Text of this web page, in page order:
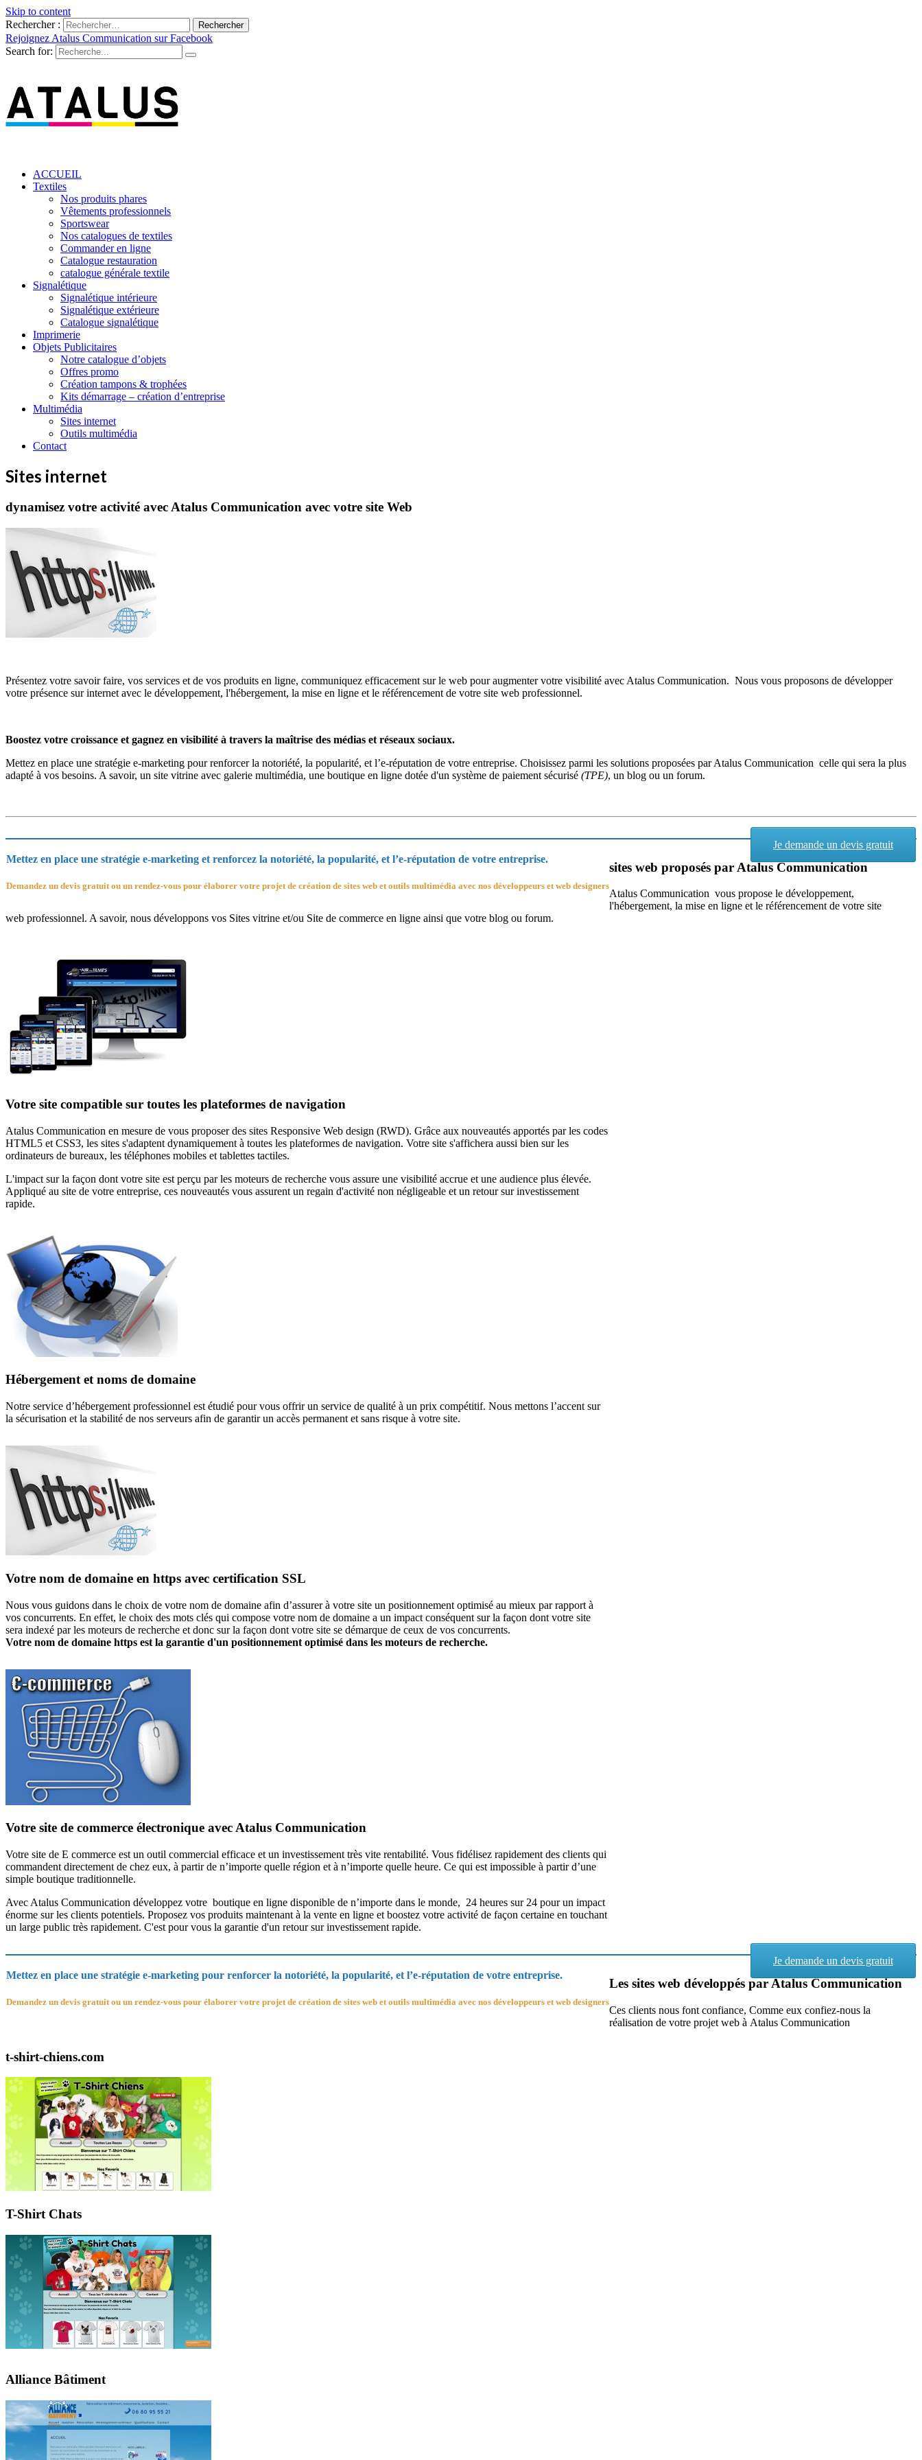
Skip to content
Rechercher :
Rejoignez Atalus Communication sur Facebook
Search for:
ATALUS COMMUNICATION
Votre partenaire en communications, sérigraphie et marquage publicitaire.
ACCUEIL
Textiles
Nos produits phares
Vêtements professionnels
Sportswear
Nos catalogues de textiles
Commander en ligne
Catalogue restauration
catalogue générale textile
Signalétique
Signalétique intérieure
Signalétique extérieure
Catalogue signalétique
Imprimerie
Objets Publicitaires
Notre catalogue d’objets
Offres promo
Création tampons & trophées
Kits démarrage – création d’entreprise
Multimédia
Sites internet
Outils multimédia
Contact
Sites internet
dynamisez votre activité avec Atalus Communication avec votre site Web
Présentez votre savoir faire, vos services et de vos produits en ligne, communiquez efficacement sur le web pour augmenter votre visibilité avec Atalus Communication. Nous vous proposons de développer
votre présence sur internet avec le développement, l'hébergement, la mise en ligne et le référencement de votre site web professionnel.
Boostez votre croissance et gagnez en visibilité à travers la maîtrise des médias et réseaux sociaux.
Mettez en place une stratégie e-marketing pour renforcer la notoriété, la popularité, et l’e-réputation de votre entreprise. Choisissez parmi les solutions proposées par Atalus Communication celle qui sera la plus
adapté à vos besoins. A savoir, un site vitrine avec galerie multimédia, une boutique en ligne dotée d'un système de paiement sécurisé (TPE), un blog ou un forum.
Mettez en place une stratégie e-marketing et renforcez la notoriété, la popularité, et l’e-réputation de votre entreprise.
Demandez un devis gratuit ou un rendez-vous pour élaborer votre projet de création de sites web et outils multimédia avec nos développeurs et web designers
Je demande un devis gratuit
sites web proposés par Atalus Communication
Atalus Communication vous propose le développement,
l'hébergement, la mise en ligne et le référencement de votre site
web professionnel. A savoir, nous développons vos Sites vitrine et/ou Site de commerce en ligne ainsi que votre blog ou forum.
Votre site compatible sur toutes les plateformes de navigation
Atalus Communication en mesure de vous proposer des sites Responsive Web design (RWD). Grâce aux nouveautés apportés par les codes
HTML5 et CSS3, les sites s'adaptent dynamiquement à toutes les plateformes de navigation. Votre site s'affichera aussi bien sur les
ordinateurs de bureaux, les téléphones mobiles et tablettes tactiles.
L'impact sur la façon dont votre site est perçu par les moteurs de recherche vous assure une visibilité accrue et une audience plus élevée.
Appliqué au site de votre entreprise, ces nouveautés vous assurent un regain d'activité non négligeable et un retour sur investissement
rapide.
Hébergement et noms de domaine
Notre service d’hébergement professionnel est étudié pour vous offrir un service de qualité à un prix compétitif. Nous mettons l’accent sur
la sécurisation et la stabilité de nos serveurs afin de garantir un accès permanent et sans risque à votre site.
Votre nom de domaine en https avec certification SSL
Nous vous guidons dans le choix de votre nom de domaine afin d’assurer à votre site un positionnement optimisé au mieux par rapport à
vos concurrents. En effet, le choix des mots clés qui compose votre nom de domaine a un impact conséquent sur la façon dont votre site
sera indexé par les moteurs de recherche et donc sur la façon dont votre site se démarque de ceux de vos concurrents.
Votre nom de domaine https est la garantie d'un positionnement optimisé dans les moteurs de recherche.
Votre site de commerce électronique avec Atalus Communication
Votre site de E commerce est un outil commercial efficace et un investissement très vite rentabilité. Vous fidélisez rapidement des clients qui
commandent directement de chez eux, à partir de n’importe quelle région et à n’importe quelle heure. Ce qui est impossible à partir d’une
simple boutique traditionnelle.
Avec Atalus Communication développez votre boutique en ligne disponible de n’importe dans le monde, 24 heures sur 24 pour un impact
énorme sur les clients potentiels. Proposez vos produits maintenant à la vente en ligne et boostez votre activité de façon certaine en touchant
un large public très rapidement. C'est pour vous la garantie d'un retour sur investissement rapide.
Mettez en place une stratégie e-marketing pour renforcer la notoriété, la popularité, et l’e-réputation de votre entreprise.
Demandez un devis gratuit ou un rendez-vous pour élaborer votre projet de création de sites web et outils multimédia avec nos développeurs et web designers
Je demande un devis gratuit
Les sites web développés par Atalus Communication
Ces clients nous font confiance, Comme eux confiez-nous la
réalisation de votre projet web à Atalus Communication
t-shirt-chiens.com
T-Shirt Chats
Alliance Bâtiment